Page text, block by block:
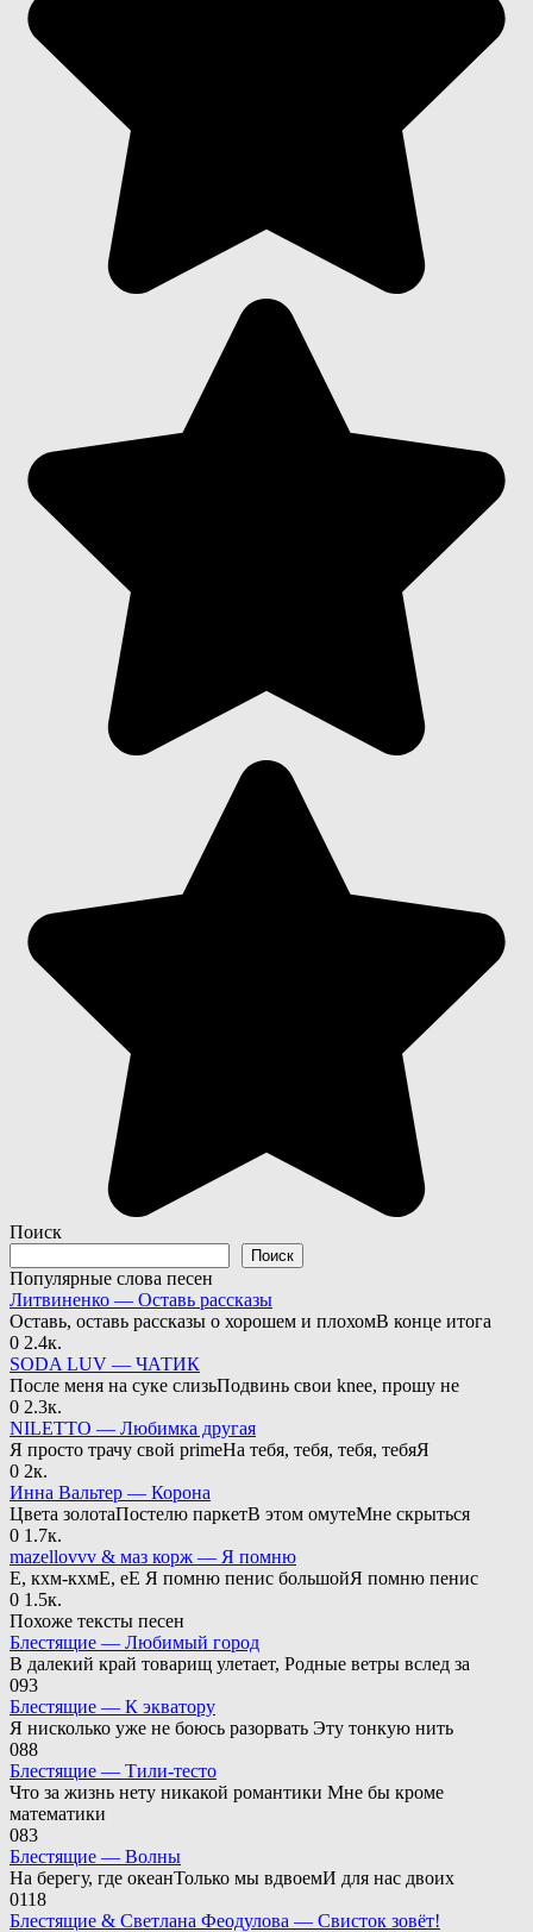
Поиск
Поиск
Популярные слова песен
Литвиненко — Оставь рассказы
Оставь, оставь рассказы о хорошем и плохомВ конце итога
0 2.4к.
SODA LUV — ЧАТИК
После меня на суке слизьПодвинь свои knee, прошу не
0 2.3к.
NILETTO — Любимка другая
Я просто трачу свой primeНа тебя, тебя, тебя, тебяЯ
0 2к.
Инна Вальтер — Корона
Цвета золотаПостелю паркетВ этом омутеМне скрыться
0 1.7к.
mazellovvv & маз корж — Я помню
Е, кхм-кхмЕ, еЕ Я помню пенис большойЯ помню пенис
0 1.5к.
Похоже тексты песен
Блестящие — Любимый город
В далекий край товарищ улетает, Родные ветры вслед за
093
Блестящие — К экватору
Я нисколько уже не боюсь разорвать Эту тонкую нить
088
Блестящие — Тили-тесто
Что за жизнь нету никакой романтики Мне бы кроме
математики
083
Блестящие — Волны
На берегу, где океанТолько мы вдвоемИ для нас двоих
0118
Блестящие & Светлана Феодулова — Свисток зовёт!